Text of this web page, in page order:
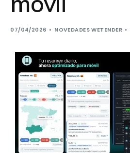
07/04/2026 NOVEDADES WETENDER